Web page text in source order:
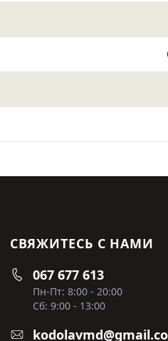
СВЯЖИТЕСЬ С НАМИ
067 677 613
Пн-Пт: 8:00 - 20:00
Сб: 9:00 - 13:00